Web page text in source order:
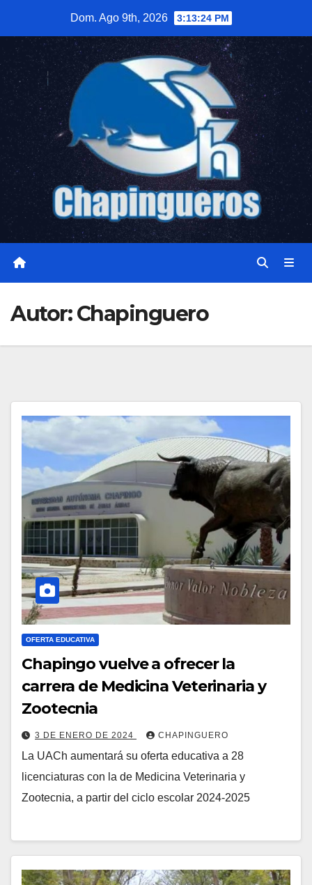
contenido
Dom. Ago 9th, 2026 3:13:26 PM
Autor:Chapinguero
OFERTA EDUCATIVA
Chapingo vuelve a ofrecer la
carrera de Medicina Veterinaria y
Zootecnia
3 DE ENERO DE 2024 CHAPINGUERO
La UACh aumentará su oferta educativa a 28
licenciaturas con la de Medicina Veterinaria y
Zootecnia, a partir del ciclo escolar 2024-2025